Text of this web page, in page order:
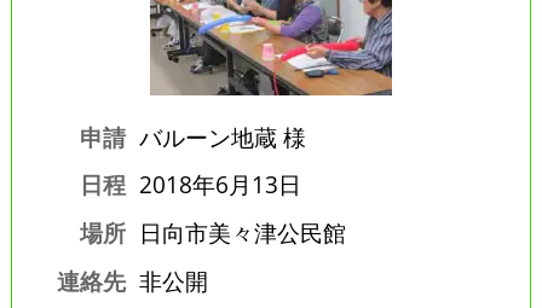
申請 バルーン地蔵 様
日程 2018年6月13日
場所 日向市美々津公民館
連絡先 非公開